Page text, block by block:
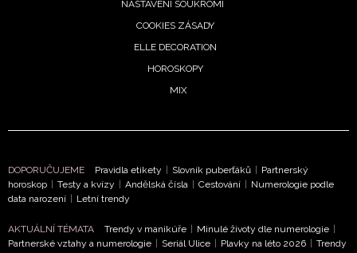
NASTAVENÍ SOUKROMÍ
COOKIES ZÁSADY
ELLE DECORATION
HOROSKOPY
MIX
DOPORUČUJEME Pravidla etikety | Slovník puberťáků | Partnerský
horoskop | Testy a kvízy | Andělská čísla | Cestování | Numerologie podle
data narození | Letní trendy
AKTUÁLNÍ TÉMATA Trendy v manikúře | Minulé životy dle numerologie |
Partnerské vztahy a numerologie | Seriál Ulice | Plavky na léto 2026 | Trendy